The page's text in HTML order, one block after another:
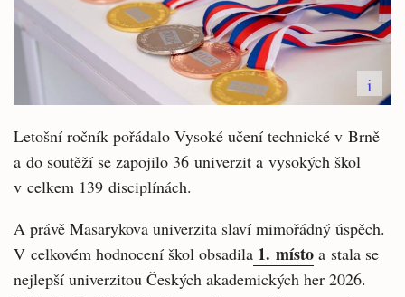
i
Letošní ročník pořádalo Vysoké učení technické v Brně
a do soutěží se zapojilo 36 univerzit a vysokých škol
v celkem 139 disciplínách.
A právě Masarykova univerzita slaví mimořádný úspěch.
V celkovém hodnocení škol obsadila 1. místo a stala se
nejlepší univerzitou Českých akademických her 2026.